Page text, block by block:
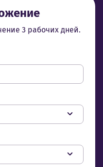
3 рабочих дней.